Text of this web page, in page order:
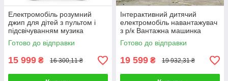
Електромобіль розумний
джип для дітей з пультом і
підсвічуванням музика
Електрокар з двома
моторами ремені сигнал
Готово до відправки
15 999 ₴ 16 300,11 ₴
Інтерактивний дитячий
електромобіль навантажувач
з р/к Вантажна машинка
дитині Транспорт для ігор і
їзди на вулиці
Готово до відправки
19 599 ₴ 19 932,31 ₴